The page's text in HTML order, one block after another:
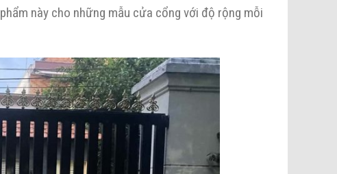
này cho những mẫu cửa cổng với độ rộng mỗi